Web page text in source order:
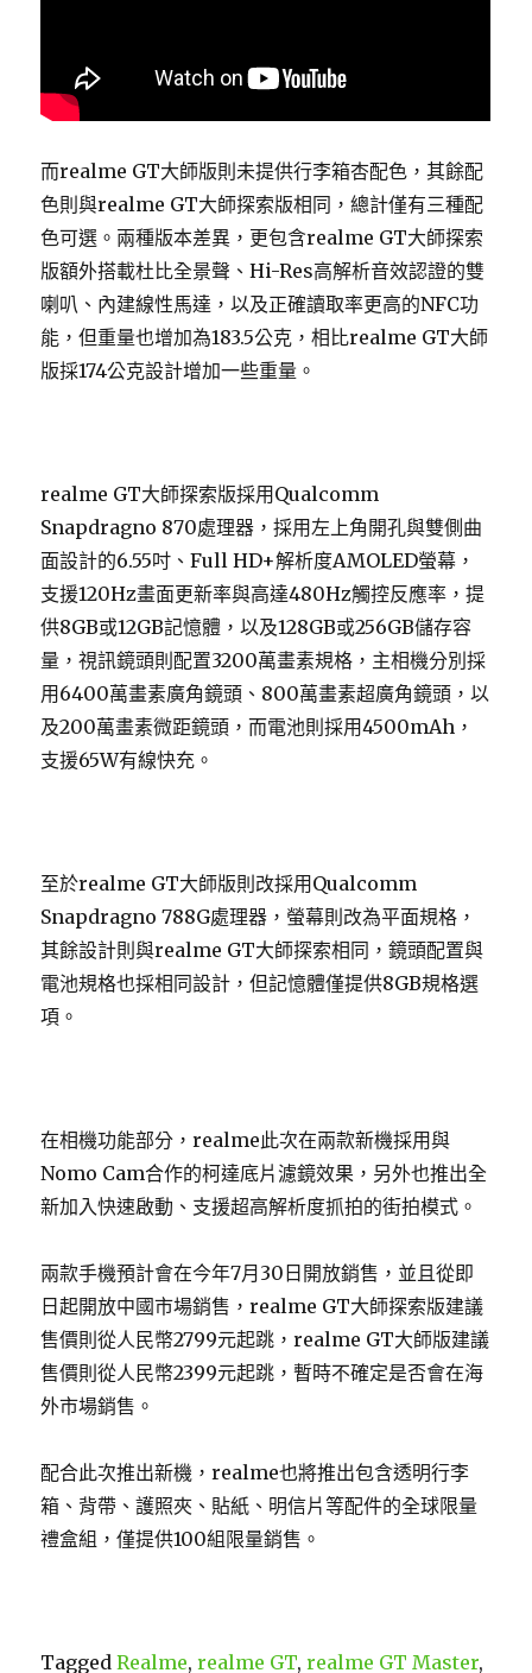
而realme GT大師版則未提供行李箱杏配色，其餘配
色則與realme GT大師探索版相同，總計僅有三種配
色可選。兩種版本差異，更包含realme GT大師探索
版額外搭載杜比全景聲、Hi-Res高解析音效認證的雙
喇叭、內建線性馬達，以及正確讀取率更高的NFC功
能，但重量也增加為183.5公克，相比realme GT大師
版採174公克設計增加一些重量。
realme GT大師探索版採用Qualcomm
Snapdragno 870處理器，採用左上角開孔與雙側曲
面設計的6.55吋、Full HD+解析度AMOLED螢幕，
支援120Hz畫面更新率與高達480Hz觸控反應率，提
供8GB或12GB記憶體，以及128GB或256GB儲存容
量，視訊鏡頭則配置3200萬畫素規格，主相機分別採
用6400萬畫素廣角鏡頭、800萬畫素超廣角鏡頭，以
及200萬畫素微距鏡頭，而電池則採用4500mAh，
支援65W有線快充。
至於realme GT大師版則改採用Qualcomm
Snapdragno 788G處理器，螢幕則改為平面規格，
其餘設計則與realme GT大師探索相同，鏡頭配置與
電池規格也採相同設計，但記憶體僅提供8GB規格選
項。
在相機功能部分，realme此次在兩款新機採用與
Nomo Cam合作的柯達底片濾鏡效果，另外也推出全
新加入快速啟動、支援超高解析度抓拍的街拍模式。
兩款手機預計會在今年7月30日開放銷售，並且從即
日起開放中國市場銷售，realme GT大師探索版建議
售價則從人民幣2799元起跳，realme GT大師版建議
售價則從人民幣2399元起跳，暫時不確定是否會在海
外市場銷售。
配合此次推出新機，realme也將推出包含透明行李
箱、背帶、護照夾、貼紙、明信片等配件的全球限量
禮盒組，僅提供100組限量銷售。
TaggedRealme,realme GT,realme GT Master,